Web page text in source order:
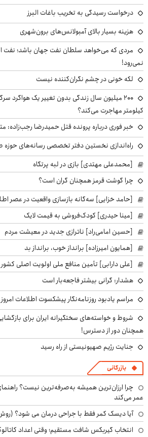
درخواست رسیدگی به تخریب باغات البرز
هزینه بسیار بالای آمبولانس‌های برون‌شهری
مردی که می‌خواهد سلطان نفت جهان باشد؛ نفت
نمی‌رود!
لکه خونی در چشم نگران‌کننده نیست
کیلومتر مهاجرت می‌کند؟
خبر فوری درباره پرونده قتل حمیدرضا رجب‌زاده:
راه‌اندازی نخستین دفتر تخصصی رسانه‌های حوزه
[محمدعلی مهتدی] بازی در لبه پرتگاه
چرا گوشت قرمز همچنان گران است؟
[حامد خزایی] سه‌گانه بازسازی واقعیت در عصر
[مینا حیدری] کودک‌فروشی به قیمت لایک
[حسین امامی‌راد] ناترازی جدید در معیشت مردم
[همایون امیرزاده] برانداز خوب، برانداز بد
[علی دارابی] تأمین منافع ملی اولویت اصلی کشور
هشدار: گرانی بیشتر فاجعه‌بار است
مراسم یادبود روزنامه‌نگار پیشکسوت اطلاعات
شروط و خواسته‌های سختگیرانه ایران برای
همچنان دور از دسترس!
جنایت رژیم صهیونیستی از راه رسید
بازرگانی
چرا ارزان‌ترین همیشه به‌صرفه‌ترین نیست؟
عمر می‌کند
آیا دیسک کمر فقط با جراحی درمان می شود؟
انتخاب گیربکس شافت مستقیم؛ وقتی اعداد